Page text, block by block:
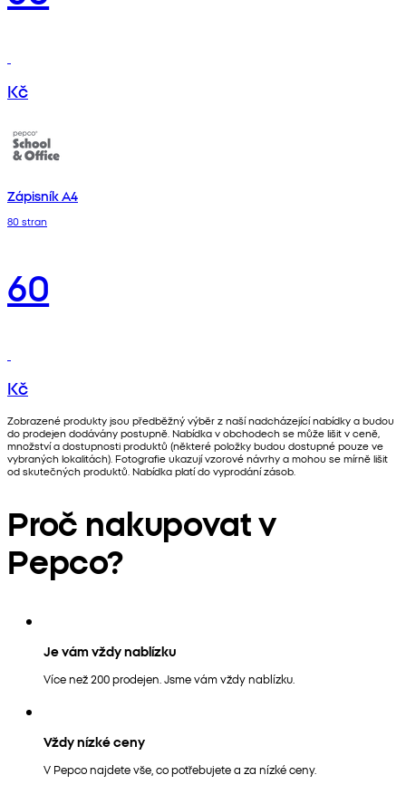
Kč
Zápisník A4
80 stran
60
Kč
Zobrazené produkty jsou předběžný výběr z naší nadcházející nabídky a budou
do prodejen dodávány postupně. Nabídka v obchodech se může lišit v ceně,
množství a dostupnosti produktů (některé položky budou dostupné pouze ve
vybraných lokalitách). Fotografie ukazují vzorové návrhy a mohou se mírně lišit
od skutečných produktů. Nabídka platí do vyprodání zásob.
Proč nakupovat v
Pepco?
Je vám vždy nablízku
Více než 200 prodejen. Jsme vám vždy nablízku.
Vždy nízké ceny
V Pepco najdete vše, co potřebujete a za nízké ceny.